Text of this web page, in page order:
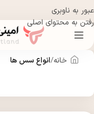
عبور به ناوبری
رفتن به محتوای اصلی
خانه انواع سس ها